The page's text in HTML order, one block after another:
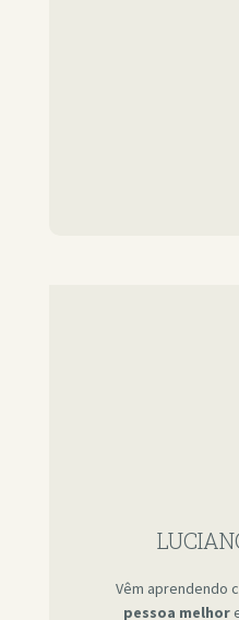
Vêm aprendendo
pessoa melhor